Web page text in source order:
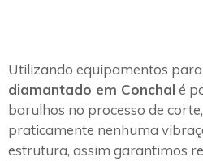
Utilizando equipamentos para
diamantado em Conchal é
barulhos no processo de
praticamente nenhuma
estrutura, assim garantimos